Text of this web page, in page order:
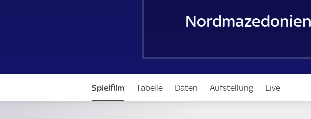
Nordmazedonien
Spielfilm Tabelle Daten Aufstellung Live